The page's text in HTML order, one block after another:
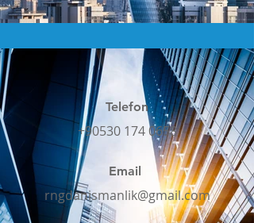
Telefon
+90530 174 0658
Email
rngdanismanlik@gmail.com